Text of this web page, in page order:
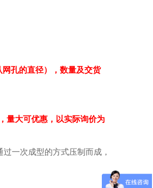
孔的直径），数量及交货
量大可优惠，以实际询价为
一次成型的方式压制而成，